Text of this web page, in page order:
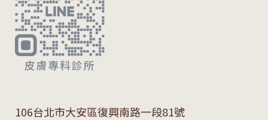
106台北市大安區復興南路一段81號